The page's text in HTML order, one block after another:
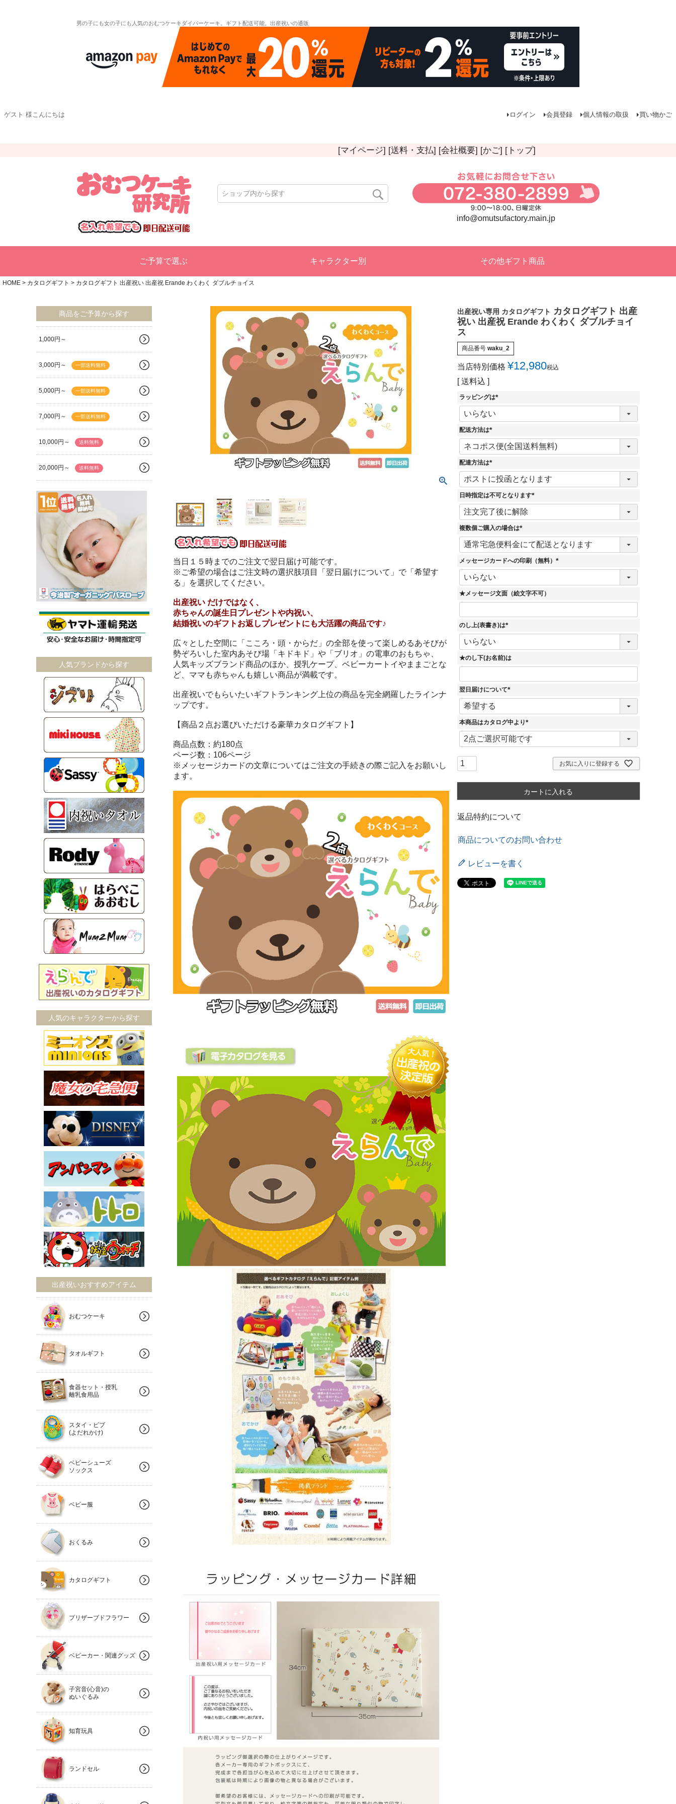
男の子にも女の子にも人気のおむつケーキダイパーケーキ。ギフト配送可能。出産祝いの通販
ゲスト 様こんにちは ログイン 会員登録 個人情報の取扱 買い物かご
[マイページ] [送料・支払] [会社概要] [かご] [トップ]
info@omutsufactory.main.jp
ご予算で選ぶ キャラクター別 その他ギフト商品
HOME カタログギフト カタログギフト 出産祝い 出産祝 Erande わくわく ダブルチョイス
商品をご予算から探す
1,000円～
3,000円～ 一部送料無料
5,000円～ 一部送料無料
7,000円～ 一部送料無料
10,000円～ 送料無料
20,000円～ 送料無料
人気ブランドから探す
人気のキャラクターから探す
出産祝いおすすめアイテム
おむつケーキ
タオルギフト
食器セット・授乳
離乳食用品
スタイ・ビブ
(よだれかけ)
ベビーシューズ
ソックス
ベビー服
おくるみ
カタログギフト
プリザーブドフラワー
ベビーカー・関連グッズ
子宮音(心音)の
ぬいぐるみ
知育玩具
ランドセル
当日１５時までのご注文で翌日届け可能です。
※ご希望の場合はご注文時の選択肢項目「翌日届けについて」で「希望す
る」を選択してください。
出産祝い だけではなく、
赤ちゃんの誕生日プレゼントや内祝い、
結婚祝いのギフトお返しプレゼントにも大活躍の商品です♪
広々とした空間に「こころ・頭・からだ」の全部を使って楽しめるあそびが
勢ぞろいした室内あそび場「キドキド」や「ブリオ」の電車のおもちゃ、
人気キッズブランド商品のほか、授乳ケープ、ベビーカートイやままごとな
ど、ママも赤ちゃんも嬉しい商品が満載です。
出産祝いでもらいたいギフトランキング上位の商品を完全網羅したラインナ
ップです。
【商品２点お選びいただける豪華カタログギフト】
商品点数：約180点
ページ数：106ページ
※メッセージカードの文章についてはご注文の手続きの際ご記入をお願いし
ます。
出産祝い専用 カタログギフト カタログギフト 出産
祝い 出産祝 Erande わくわく ダブルチョイ
ス
商品番号 waku_2
当店特別価格 ¥12,980税込
送料込
ラッピングは
(
必
須
配送方法は
(
必
須
)
配達方法は
(
必
須
)
日時指定は不可となります
(
須
複数個ご購入の場合は
(
必
須
)
メッセージカードへの印刷（無料）
(
須
★メッセージ文面（絵文字不可）
のし上(表書き)は
(
須
)
★のし下(お名前)は
翌日届けについて
(
須
)
本商品はカタログ中より
(
必
須
お気に入りに登録する
カートに入れる
返品特約について
商品についてのお問い合わせ
レビューを書く